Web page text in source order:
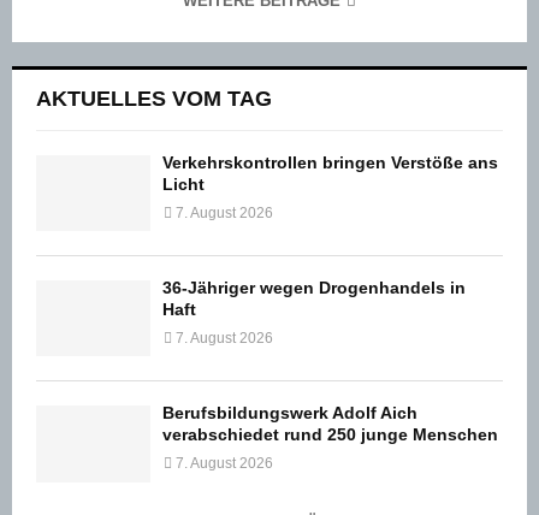
AKTUELLES VOM TAG
Verkehrskontrollen bringen Verstöße ans
Licht
7. August 2026
36-Jähriger wegen Drogenhandels in
Haft
7. August 2026
Berufsbildungswerk Adolf Aich
verabschiedet rund 250 junge Menschen
7. August 2026